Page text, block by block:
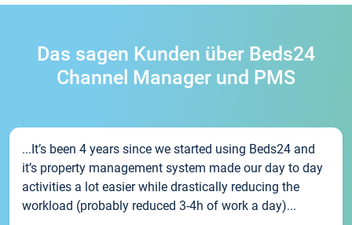
Das sagen Kunden über Beds24
Channel Manager und PMS
...It’s been 4 years since we started using Beds24 and
it’s property management system made our day to day
activities a lot easier while drastically reducing the
workload (probably reduced 3-4h of work a day)...